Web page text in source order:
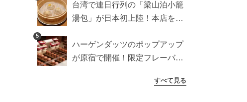
台湾で連日行列の「梁山泊小籠
湯包」が日本初上陸！本店を知
5
ハーゲンダッツのポップアップ
が原宿で開催！限定フレーバー
すべて見る